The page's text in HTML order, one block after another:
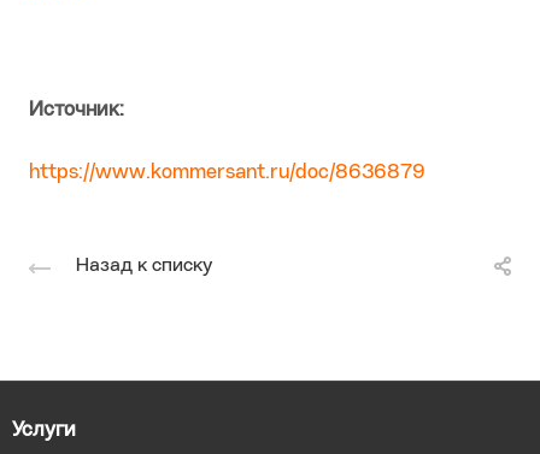
Источник:
https://www.kommersant.ru/doc/8636879
Назад к списку
Услуги